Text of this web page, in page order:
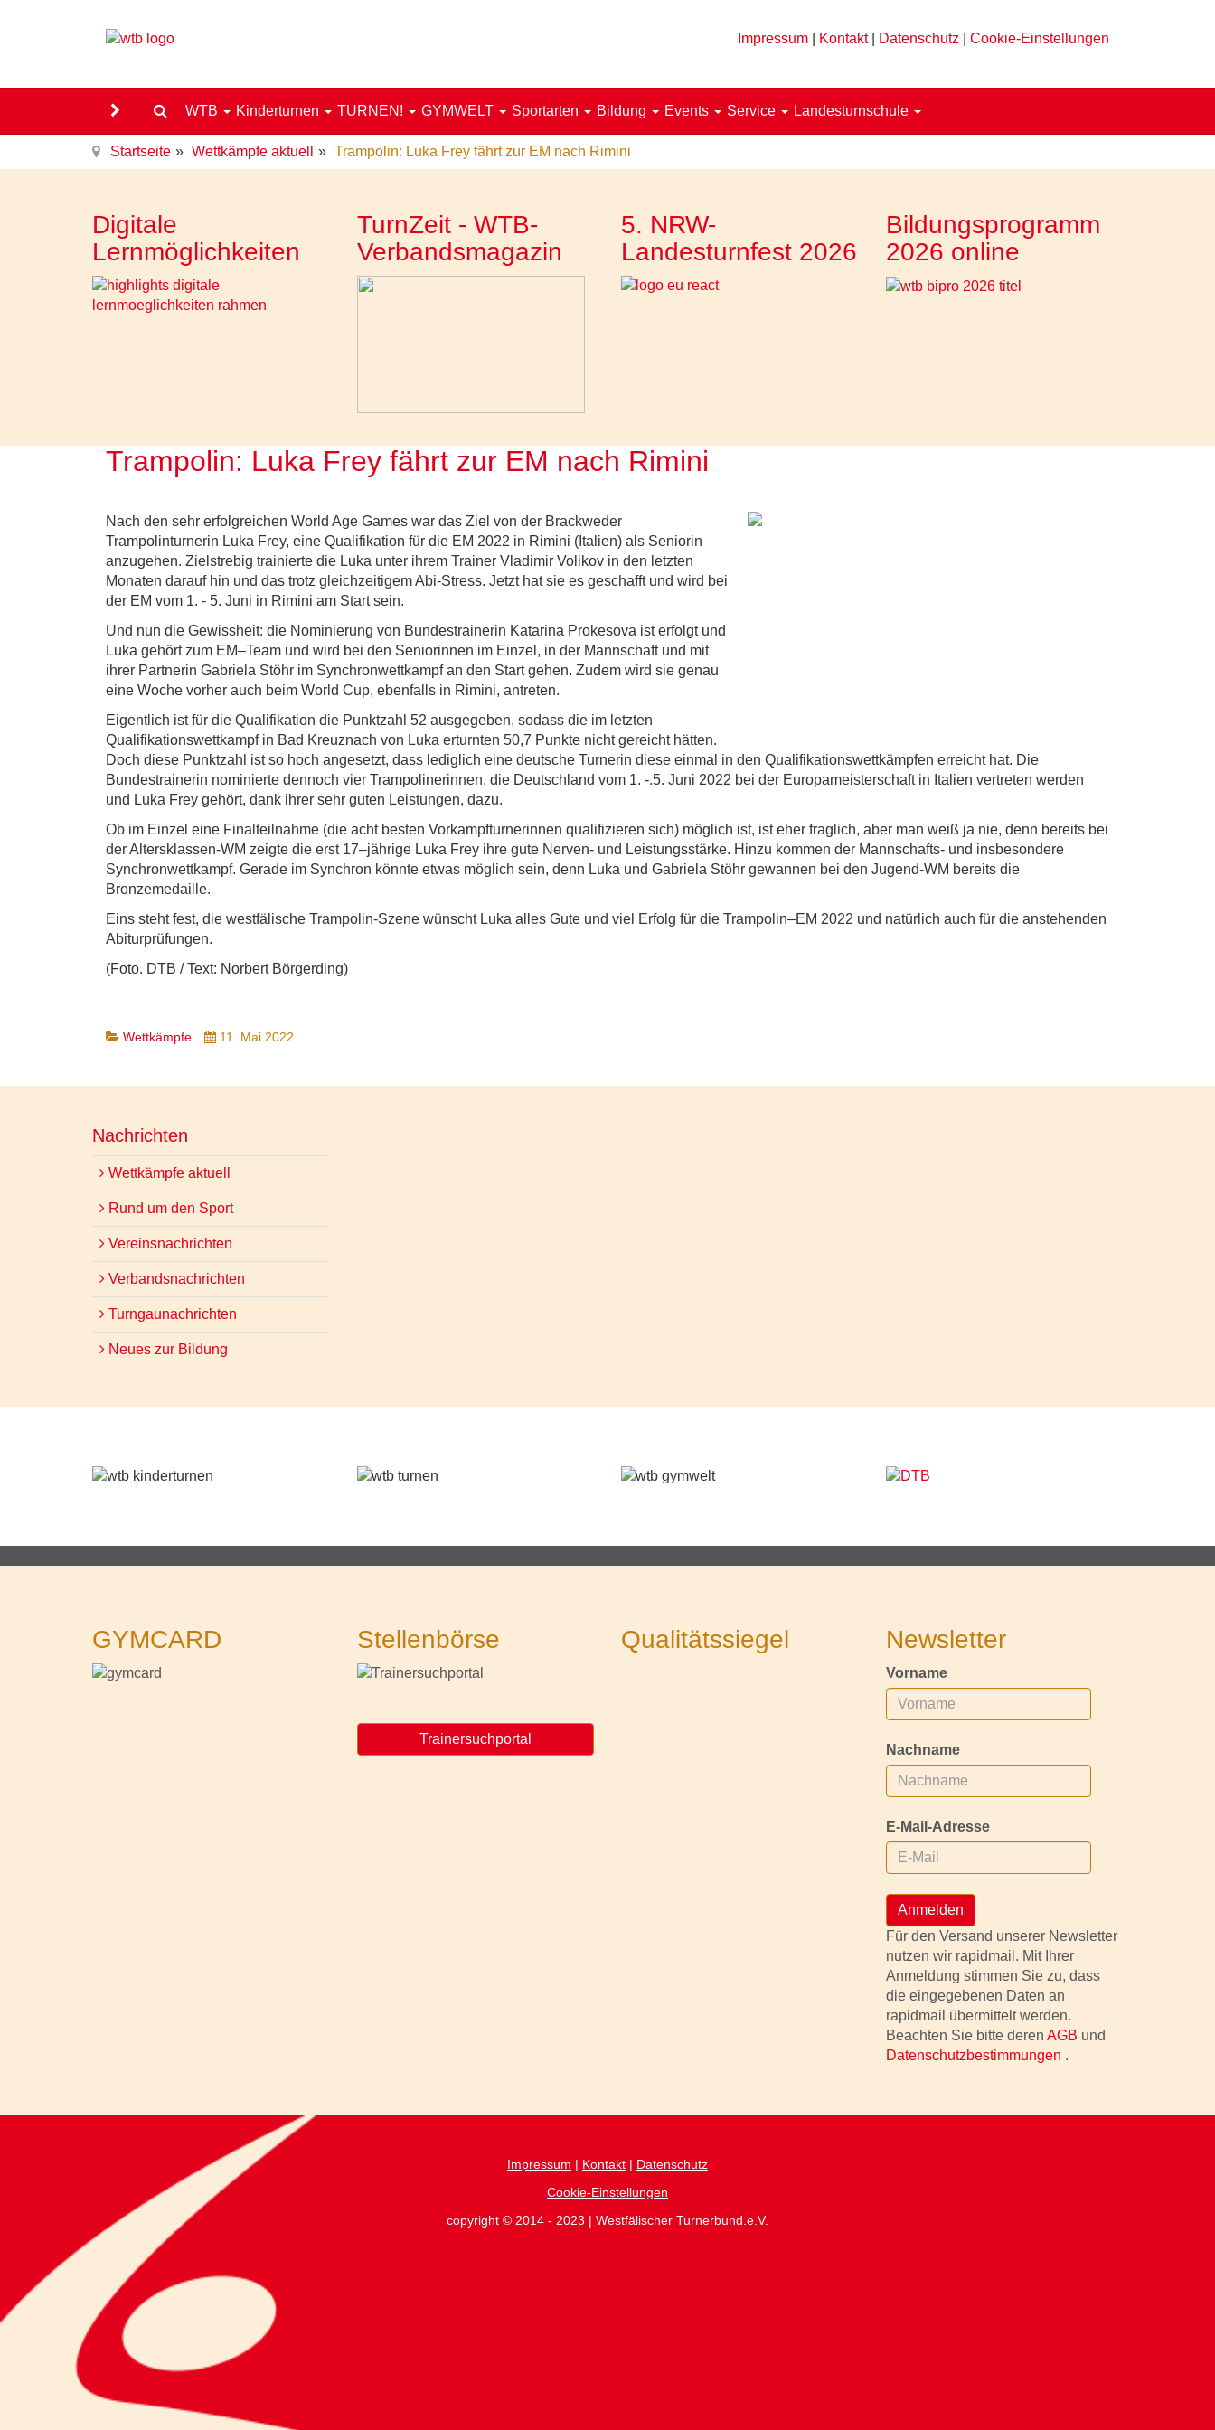
Impressum Kontakt| Datenschutz Cookie-Einstellungen
WTB Kinderturnen TURNEN! GYMWELT Sportarten Bildung Events Service Landesturnschule
Startseite Wettkämpfe aktuell Trampolin: Luka Frey fährt zur EM nach Rimini
Digitale
Lernmöglichkeiten
TurnZeit - WTB-
Verbandsmagazin
5. NRW-
Landesturnfest 2026
Bildungsprogramm
2026 online
Trampolin: Luka Frey fährt zur EM nach Rimini
Nach den sehr erfolgreichen World Age Games war das Ziel von der Brackweder
Trampolinturnerin Luka Frey, eine Qualifikation für die EM 2022 in Rimini (Italien) als Seniorin
anzugehen. Zielstrebig trainierte die Luka unter ihrem Trainer Vladimir Volikov in den letzten
Monaten darauf hin und das trotz gleichzeitigem Abi-Stress. Jetzt hat sie es geschafft und wird bei
der EM vom 1. - 5. Juni in Rimini am Start sein.
Und nun die Gewissheit: die Nominierung von Bundestrainerin Katarina Prokesova ist erfolgt und
Luka gehört zum EM–Team und wird bei den Seniorinnen im Einzel, in der Mannschaft und mit
ihrer Partnerin Gabriela Stöhr im Synchronwettkampf an den Start gehen. Zudem wird sie genau
eine Woche vorher auch beim World Cup, ebenfalls in Rimini, antreten.
Eigentlich ist für die Qualifikation die Punktzahl 52 ausgegeben, sodass die im letzten
Qualifikationswettkampf in Bad Kreuznach von Luka erturnten 50,7 Punkte nicht gereicht hätten.
Doch diese Punktzahl ist so hoch angesetzt, dass lediglich eine deutsche Turnerin diese einmal in den Qualifikationswettkämpfen erreicht hat. Die
Bundestrainerin nominierte dennoch vier Trampolinerinnen, die Deutschland vom 1. -.5. Juni 2022 bei der Europameisterschaft in Italien vertreten werden
und Luka Frey gehört, dank ihrer sehr guten Leistungen, dazu.
Ob im Einzel eine Finalteilnahme (die acht besten Vorkampfturnerinnen qualifizieren sich) möglich ist, ist eher fraglich, aber man weiß ja nie, denn bereits bei
der Altersklassen-WM zeigte die erst 17–jährige Luka Frey ihre gute Nerven- und Leistungsstärke. Hinzu kommen der Mannschafts- und insbesondere
Synchronwettkampf. Gerade im Synchron könnte etwas möglich sein, denn Luka und Gabriela Stöhr gewannen bei den Jugend-WM bereits die
Bronzemedaille.
Eins steht fest, die westfälische Trampolin-Szene wünscht Luka alles Gute und viel Erfolg für die Trampolin–EM 2022 und natürlich auch für die anstehenden
Abiturprüfungen.
(Foto. DTB / Text: Norbert Börgerding)
Wettkämpfe 11. Mai 2022
Nachrichten
Wettkämpfe aktuell
Rund um den Sport
Vereinsnachrichten
Verbandsnachrichten
Turngaunachrichten
Neues zur Bildung
GYMCARD Stellenbörse
Trainersuchportal
Qualitätssiegel Newsletter
Vorname
Nachname
E-Mail-Adresse
Anmelden
Für den Versand unserer Newsletter
nutzen wir rapidmail. Mit Ihrer
Anmeldung stimmen Sie zu, dass
die eingegebenen Daten an
rapidmail übermittelt werden.
Beachten Sie bitte deren AGB und
Datenschutzbestimmungen .
Impressum | Kontakt | Datenschutz
Cookie-Einstellungen
copyright © 2014 - 2023 | Westfälischer Turnerbund.e.V.